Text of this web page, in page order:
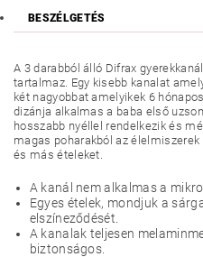
BESZÉLGETÉS
A 3 darabból álló Difrax
tartalmaz. Egy kisebb kanalat
két nagyobbat amelyikek 6
dizánja alkalmas a baba első
hosszabb nyéllel rendelkezik és
magas poharakból az
és más ételeket.
A kanál nem alkalmas a
Egyes ételek, mondjuk a
elszíneződését.
A kanalak teljesen
biztonságos.